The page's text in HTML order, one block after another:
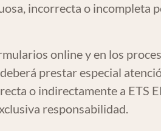
incorrecta o incompleta
online y en los
prestar especial
o indirectamente a ETS
responsabilidad.